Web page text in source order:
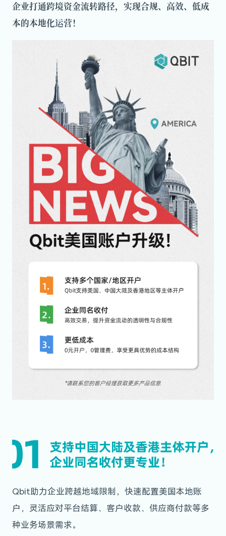
企业打通跨境资金流转路径，实现合规、高效、低成
本的本地化运营！
Qbit助力企业跨越地域限制，快速配置美国本地账
户，灵活应对平台结算、客户收款、供应商付款等多
种业务场景需求。